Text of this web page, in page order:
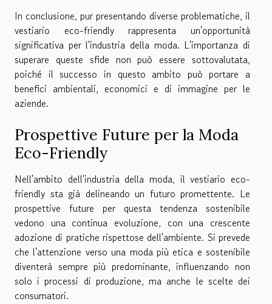
In conclusione, pur presentando diverse problematiche, il
vestiario eco-friendly rappresenta un'opportunità
significativa per l'industria della moda. L'importanza di
superare queste sfide non può essere sottovalutata,
poiché il successo in questo ambito può portare a
benefici ambientali, economici e di immagine per le
aziende.
Prospettive Future per la Moda
Eco-Friendly
Nell'ambito dell'industria della moda, il vestiario eco-
friendly sta già delineando un futuro promettente. Le
prospettive future per questa tendenza sostenibile
vedono una continua evoluzione, con una crescente
adozione di pratiche rispettose dell'ambiente. Si prevede
che l'attenzione verso una moda più etica e sostenibile
diventerà sempre più predominante, influenzando non
solo i processi di produzione, ma anche le scelte dei
consumatori.